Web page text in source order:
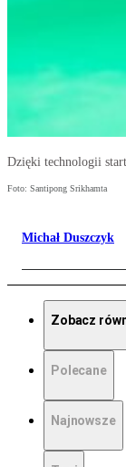
Dzięki technologii
Foto: Santipong Srikhamta
Michał Duszczyk
Zobacz
Polecane
Najnowsze